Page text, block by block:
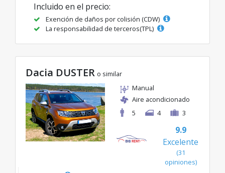
Incluido en el precio:
Exención de daños por colisión (CDW)
La responsabilidad de terceros(TPL)
Dacia DUSTER o similar
Manual
Aire acondicionado
5
4 3
9.9
Excelente
(31
opiniones)